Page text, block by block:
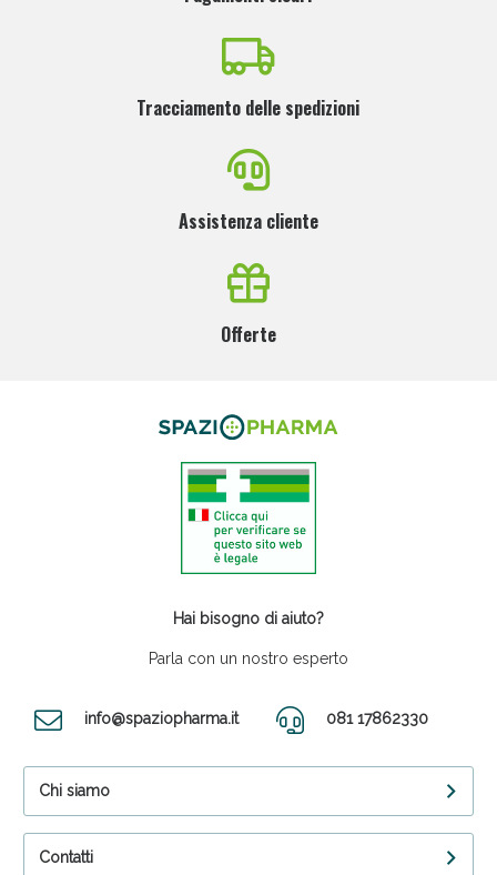
Tracciamento delle spedizioni
Assistenza cliente
Offerte
Hai bisogno di aiuto?
Parla con un nostro esperto
info@spaziopharma.it 081 17862330
Chi siamo
Contatti